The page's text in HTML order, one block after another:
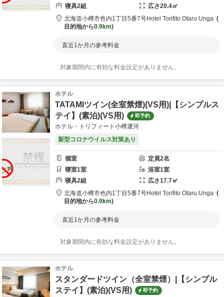
寝具2組 広さ20.4㎡
北海道小樽市色内1丁目5番7号Hotel Torifito Otaru Unga
目的地から0.9km
直近1か月の参考料金
対象期間内に有効な料金設定がありません。
ホテル
TATAMIツイン(全室禁煙)(VS用)|【シンプルス
テイ】(素泊)(VS用)
即予約
ホテル・トリフィート小樽運河
新型コロナウイルス対策あり
個室 定員2名
寝室1室 浴室1室
寝具2組 広さ17.7㎡
北海道小樽市色内1丁目5番7号Hotel Torifito Otaru Unga
目的地から0.9km
直近1か月の参考料金
対象期間内に有効な料金設定がありません。
ホテル
スタンダードツイン（全室禁煙）|【シンプル
ステイ】(素泊)(VS用)
即予約